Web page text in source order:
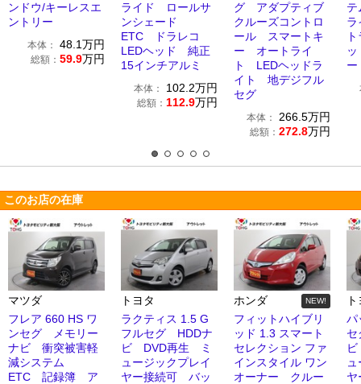
ンドウ/キーレスエ
ントリー
本体： 48.1万円
総額： 59.9万円
ライド ロールサ
ンシェード
ETC ドラレコ
LEDヘッド 純正
15インチアルミ
本体： 102.2万円
総額： 112.9万円
グ アダプティブ
クルーズコントロ
ール スマートキ
ー オートライ
ト LEDヘッドラ
イト 地デジフル
セグ
本体： 266.5万円
総額： 272.8万円
ー
このお店の在庫
マツダ
フレア 660 HS ワ
ンセグ メモリー
ナビ 衝突被害軽
減システム
ETC 記録簿 ア
トヨタ
ラクティス 1.5 G
フルセグ HDDナ
ビ DVD再生 ミ
ュージックプレイ
ヤー接続可 バッ
ホンダ NEW!
フィットハイブリ
ッド 1.3 スマート
セレクション ファ
インスタイル ワン
オーナー クルー
パ